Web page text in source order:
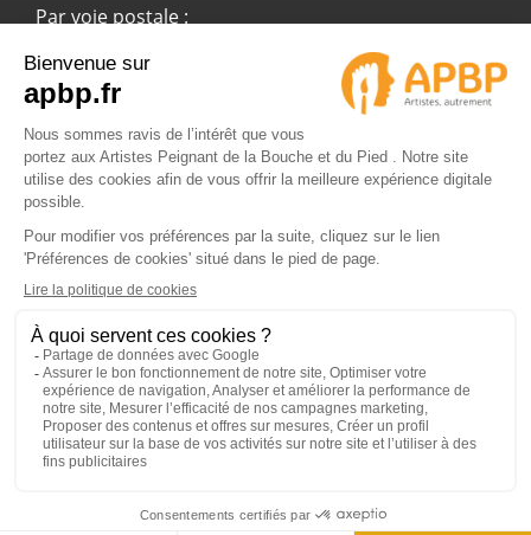
Par voie postale :
APBP
37 route Ecospace - Molsheim
67955 Strasbourg Cedex 9
© 2024 APBP